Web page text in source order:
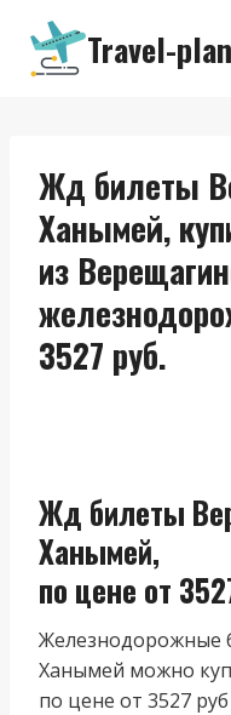
Перейти
содержимому
Travel-
Жд билеты
Ханымей,
из
3527 руб.
Жд билеты
Ханымей,
по цене от
Железнодорожные
Ханымей можно
по цене от 3527